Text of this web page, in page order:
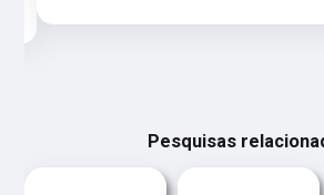
Pesquisas